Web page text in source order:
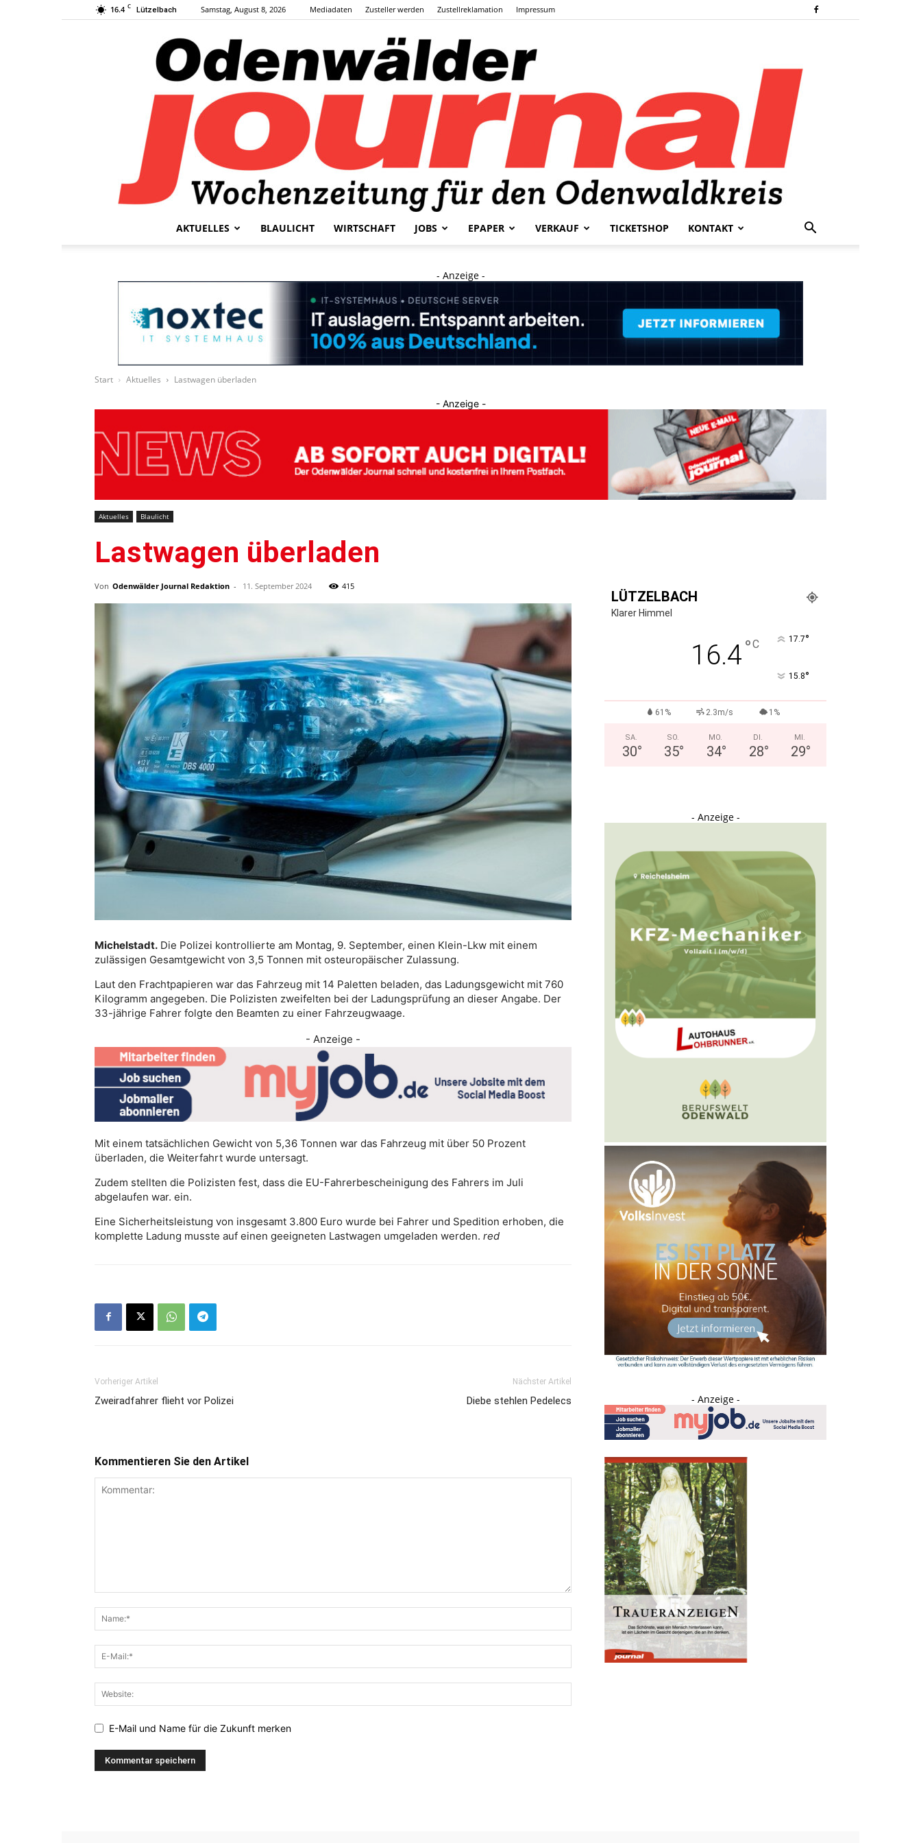
16.4 C Lützelbach Samstag, August 8, 2026 Mediadaten Zusteller werden Zustellreklamation Impressum
Journal
AKTUELLES BLAULICHT WIRTSCHAFT JOBS EPAPER VERKAUF TICKETSHOP KONTAKT
- Anzeige -
Start Aktuelles Lastwagen überladen
- Anzeige -
Aktuelles Blaulicht
Lastwagen überladen
Von Odenwälder Journal Redaktion - 11. September 2024 415
Michelstadt. Die Polizei kontrollierte am Montag, 9. September, einen Klein-Lkw mit einem
zulässigen Gesamtgewicht von 3,5 Tonnen mit osteuropäischer Zulassung.
Laut den Frachtpapieren war das Fahrzeug mit 14 Paletten beladen, das Ladungsgewicht mit 760
Kilogramm angegeben. Die Polizisten zweifelten bei der Ladungsprüfung an dieser Angabe. Der
33-jährige Fahrer folgte den Beamten zu einer Fahrzeugwaage.
- Anzeige -
Mit einem tatsächlichen Gewicht von 5,36 Tonnen war das Fahrzeug mit über 50 Prozent
überladen, die Weiterfahrt wurde untersagt.
Zudem stellten die Polizisten fest, dass die EU-Fahrerbescheinigung des Fahrers im Juli
abgelaufen war. ein.
Eine Sicherheitsleistung von insgesamt 3.800 Euro wurde bei Fahrer und Spedition erhoben, die
komplette Ladung musste auf einen geeigneten Lastwagen umgeladen werden. red
Vorheriger Artikel
Zweiradfahrer flieht vor Polizei
Nächster Artikel
Diebe stehlen Pedelecs
Kommentieren Sie den Artikel
E-Mail und Name für die Zukunft merken
LÜTZELBACH
Klarer Himmel
16.4°C 17.7°
15.8°
61% 2.3m/s 1%
SA.
30°
SO.
35°
MO.
34°
DI.
28°
MI.
29°
- Anzeige -
- Anzeige -